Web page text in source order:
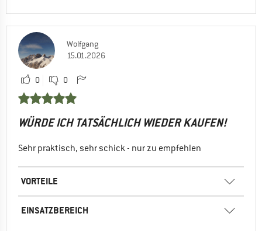
Wolfgang
15.01.2026
0 0
WÜRDE ICH TATSÄCHLICH WIEDER KAUFEN!
Sehr praktisch, sehr schick - nur zu empfehlen
VORTEILE
EINSATZBEREICH